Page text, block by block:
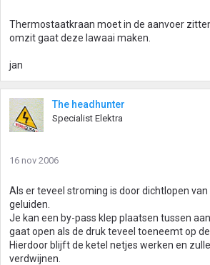
Thermostaatkraan moet in de aanvoer
omzit gaat deze lawaai maken.
jan
The headhunter
Specialist Elektra
16 nov 2006
Als er teveel stroming is door dichtlopen van
geluiden.
Je kan een by-pass klep plaatsen tussen
gaat open als de druk teveel toeneemt op
Hierdoor blijft de ketel netjes werken en
verdwijnen.